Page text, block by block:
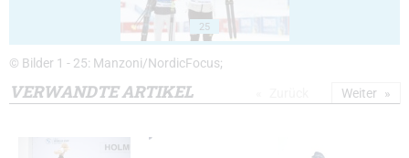
25
© Bilder 1 - 25: Manzoni/NordicFocus;
VERWANDTE ARTIKEL Weiter